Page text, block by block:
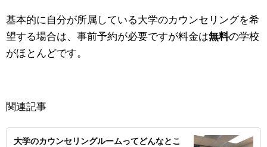
基本的に自分が所属している大学のカウンセリングを希
望する場合は、事前予約が必要ですが料金は無料の学校
がほとんどです。
関連記事
大学のカウンセリングルームってどんなとこ